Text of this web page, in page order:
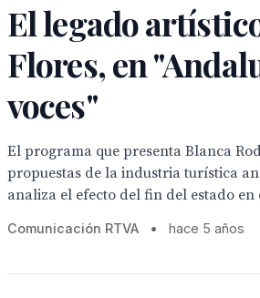
El legado
Flores, en
voces"
El programa que presenta Blanca
propuestas de la industria turística
analiza el efecto del fin del estado
Comunicación RTVA • hace 5 años